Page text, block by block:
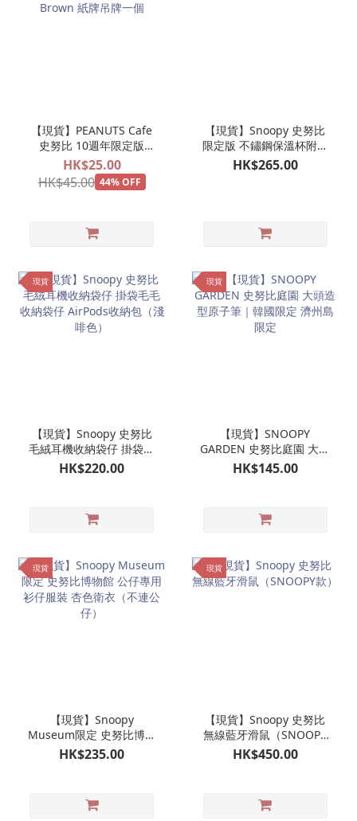
【現貨】PEANUTS Cafe
史努比 10週年限定版
Charlie Brown 紙牌吊牌
一個
HK$25.00
HK$45.00 44% OFF
【現貨】Snoopy 史努比
限定版 不鏽鋼保溫杯附杯
蓋
HK$265.00
現貨
【現貨】Snoopy 史努比
毛絨耳機收納袋仔 掛袋毛
毛收納袋仔 AirPods收納
包（淺啡色）
HK$220.00
現貨
【現貨】SNOOPY
GARDEN 史努比庭園 大頭
造型原子筆｜韓國限定 濟
州島限定
HK$145.00
現貨
【現貨】Snoopy
Museum限定 史努比博物
館 公仔專用衫仔服裝 杏色
HK$235.00
現貨
【現貨】Snoopy 史努比
無線藍牙滑鼠（SNOOPY
款）
HK$450.00